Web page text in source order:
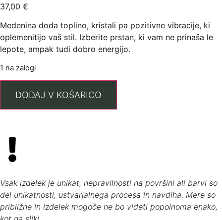
37,00 €
Medenina doda toplino, kristali pa pozitivne vibracije, ki
oplemenitijo vaš stil. Izberite prstan, ki vam ne prinaša le
lepote, ampak tudi dobro energijo.
1 na zalogi
DODAJ V KOŠARICO
Vsak izdelek je unikat, nepravilnosti na površini ali barvi so
del unikatnosti, ustvarjalnega procesa in navdiha. Mere so
približne in izdelek mogoče ne bo videti popolnoma enako,